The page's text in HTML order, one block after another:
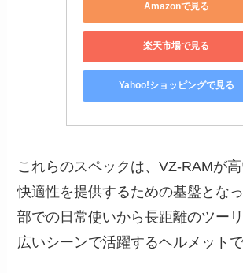
Amazonで見る
楽天市場で見る
Yahoo!ショッピングで見る
これらのスペックは、VZ-RAMが
快適性を提供するための基盤とな
部での日常使いから長距離のツー
広いシーンで活躍するヘルメットで